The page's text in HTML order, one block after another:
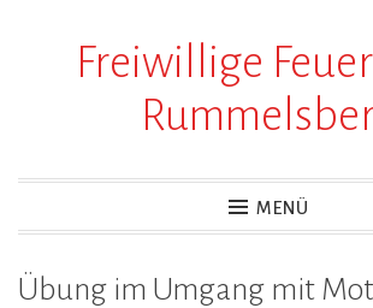
Freiwillige
MENÜ
Übung im Umgang mit